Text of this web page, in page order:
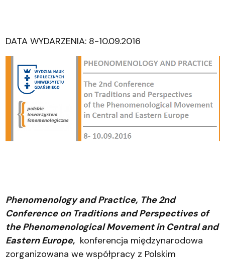
DATA WYDARZENIA: 8-10.09.2016
Phenomenology and Practice, The 2nd
Conference on Traditions and Perspectives of
the Phenomenological Movement in Central and
Eastern Europe,konferencja międzynarodowa
zorganizowana we współpracy z Polskim